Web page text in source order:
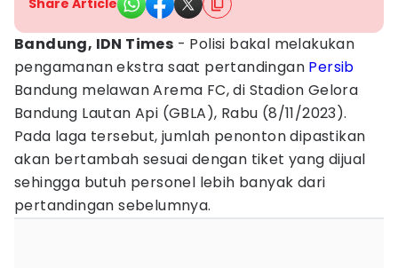
Share Article
Bandung, IDN Times - Polisi bakal melakukan
pengamanan ekstra saat pertandingan Persib
Bandung melawan Arema FC, di Stadion Gelora
Bandung Lautan Api (GBLA), Rabu (8/11/2023).
Pada laga tersebut, jumlah penonton dipastikan
akan bertambah sesuai dengan tiket yang dijual
sehingga butuh personel lebih banyak dari
pertandingan sebelumnya.